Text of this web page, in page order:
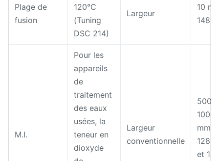
Plage de
fusion
120°C
(Tuning
DSC 214)
Largeur
10
1480
M.I.
Pour les
appareils
de
traitement
des eaux
usées, la
teneur en
dioxyde
Largeur
conventionnelle
500
1000
mm,
1280
et